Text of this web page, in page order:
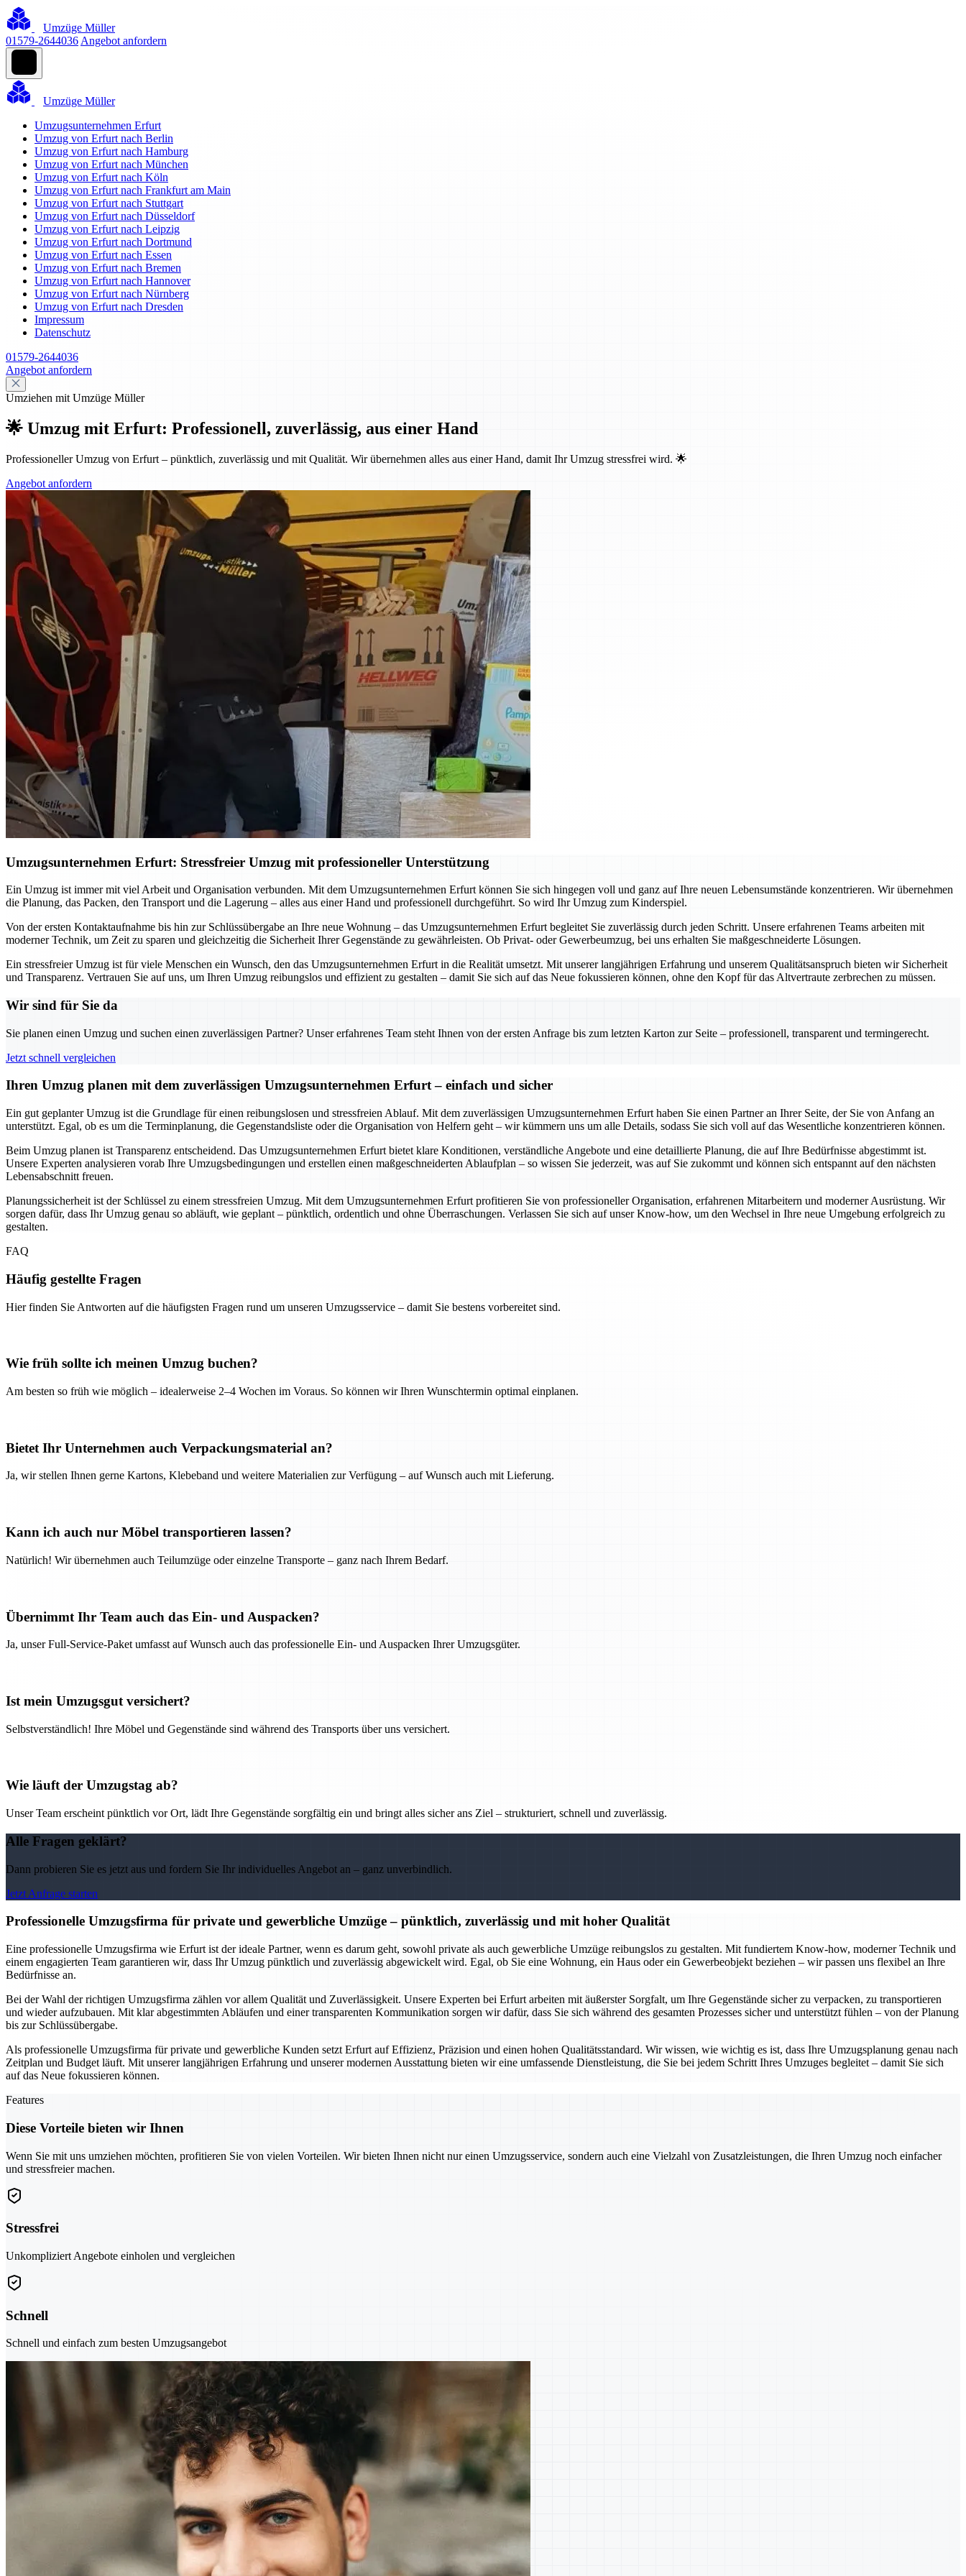
Umzüge Müller
01579-2644036 Angebot anfordern
Umzüge Müller
Umzugsunternehmen Erfurt
Umzug von Erfurt nach Berlin
Umzug von Erfurt nach Hamburg
Umzug von Erfurt nach München
Umzug von Erfurt nach Köln
Umzug von Erfurt nach Frankfurt am Main
Umzug von Erfurt nach Stuttgart
Umzug von Erfurt nach Düsseldorf
Umzug von Erfurt nach Leipzig
Umzug von Erfurt nach Dortmund
Umzug von Erfurt nach Essen
Umzug von Erfurt nach Bremen
Umzug von Erfurt nach Hannover
Umzug von Erfurt nach Nürnberg
Umzug von Erfurt nach Dresden
Impressum
Datenschutz
01579-2644036
Angebot anfordern
Umziehen mit Umzüge Müller
🌟 Umzug mit Erfurt: Professionell, zuverlässig, aus einer Hand
Professioneller Umzug von Erfurt – pünktlich, zuverlässig und mit Qualität. Wir übernehmen alles aus einer Hand, damit Ihr Umzug stressfrei wird. 🌟
Angebot anfordern
Umzugsunternehmen Erfurt: Stressfreier Umzug mit professioneller Unterstützung
Ein Umzug ist immer mit viel Arbeit und Organisation verbunden. Mit dem Umzugsunternehmen Erfurt können Sie sich hingegen voll und ganz auf Ihre neuen Lebensumstände konzentrieren. Wir übernehmen
die Planung, das Packen, den Transport und die Lagerung – alles aus einer Hand und professionell durchgeführt. So wird Ihr Umzug zum Kinderspiel.
Von der ersten Kontaktaufnahme bis hin zur Schlüssübergabe an Ihre neue Wohnung – das Umzugsunternehmen Erfurt begleitet Sie zuverlässig durch jeden Schritt. Unsere erfahrenen Teams arbeiten mit
moderner Technik, um Zeit zu sparen und gleichzeitig die Sicherheit Ihrer Gegenstände zu gewährleisten. Ob Privat- oder Gewerbeumzug, bei uns erhalten Sie maßgeschneiderte Lösungen.
Ein stressfreier Umzug ist für viele Menschen ein Wunsch, den das Umzugsunternehmen Erfurt in die Realität umsetzt. Mit unserer langjährigen Erfahrung und unserem Qualitätsanspruch bieten wir Sicherheit
und Transparenz. Vertrauen Sie auf uns, um Ihren Umzug reibungslos und effizient zu gestalten – damit Sie sich auf das Neue fokussieren können, ohne den Kopf für das Altvertraute zerbrechen zu müssen.
Wir sind für Sie da
Sie planen einen Umzug und suchen einen zuverlässigen Partner? Unser erfahrenes Team steht Ihnen von der ersten Anfrage bis zum letzten Karton zur Seite – professionell, transparent und termingerecht.
Jetzt schnell vergleichen
Ihren Umzug planen mit dem zuverlässigen Umzugsunternehmen Erfurt – einfach und sicher
Ein gut geplanter Umzug ist die Grundlage für einen reibungslosen und stressfreien Ablauf. Mit dem zuverlässigen Umzugsunternehmen Erfurt haben Sie einen Partner an Ihrer Seite, der Sie von Anfang an
unterstützt. Egal, ob es um die Terminplanung, die Gegenstandsliste oder die Organisation von Helfern geht – wir kümmern uns um alle Details, sodass Sie sich voll auf das Wesentliche konzentrieren können.
Beim Umzug planen ist Transparenz entscheidend. Das Umzugsunternehmen Erfurt bietet klare Konditionen, verständliche Angebote und eine detaillierte Planung, die auf Ihre Bedürfnisse abgestimmt ist.
Unsere Experten analysieren vorab Ihre Umzugsbedingungen und erstellen einen maßgeschneiderten Ablaufplan – so wissen Sie jederzeit, was auf Sie zukommt und können sich entspannt auf den nächsten
Lebensabschnitt freuen.
Planungssicherheit ist der Schlüssel zu einem stressfreien Umzug. Mit dem Umzugsunternehmen Erfurt profitieren Sie von professioneller Organisation, erfahrenen Mitarbeitern und moderner Ausrüstung. Wir
sorgen dafür, dass Ihr Umzug genau so abläuft, wie geplant – pünktlich, ordentlich und ohne Überraschungen. Verlassen Sie sich auf unser Know-how, um den Wechsel in Ihre neue Umgebung erfolgreich zu
gestalten.
FAQ
Häufig gestellte Fragen
Hier finden Sie Antworten auf die häufigsten Fragen rund um unseren Umzugsservice – damit Sie bestens vorbereitet sind.
Wie früh sollte ich meinen Umzug buchen?
Am besten so früh wie möglich – idealerweise 2–4 Wochen im Voraus. So können wir Ihren Wunschtermin optimal einplanen.
Bietet Ihr Unternehmen auch Verpackungsmaterial an?
Ja, wir stellen Ihnen gerne Kartons, Klebeband und weitere Materialien zur Verfügung – auf Wunsch auch mit Lieferung.
Kann ich auch nur Möbel transportieren lassen?
Natürlich! Wir übernehmen auch Teilumzüge oder einzelne Transporte – ganz nach Ihrem Bedarf.
Übernimmt Ihr Team auch das Ein- und Auspacken?
Ja, unser Full-Service-Paket umfasst auf Wunsch auch das professionelle Ein- und Auspacken Ihrer Umzugsgüter.
Ist mein Umzugsgut versichert?
Selbstverständlich! Ihre Möbel und Gegenstände sind während des Transports über uns versichert.
Wie läuft der Umzugstag ab?
Unser Team erscheint pünktlich vor Ort, lädt Ihre Gegenstände sorgfältig ein und bringt alles sicher ans Ziel – strukturiert, schnell und zuverlässig.
Alle Fragen geklärt?
Dann probieren Sie es jetzt aus und fordern Sie Ihr individuelles Angebot an – ganz unverbindlich.
Jetzt Anfrage starten
Professionelle Umzugsfirma für private und gewerbliche Umzüge – pünktlich, zuverlässig und mit hoher Qualität
Eine professionelle Umzugsfirma wie Erfurt ist der ideale Partner, wenn es darum geht, sowohl private als auch gewerbliche Umzüge reibungslos zu gestalten. Mit fundiertem Know-how, moderner Technik und
einem engagierten Team garantieren wir, dass Ihr Umzug pünktlich und zuverlässig abgewickelt wird. Egal, ob Sie eine Wohnung, ein Haus oder ein Gewerbeobjekt beziehen – wir passen uns flexibel an Ihre
Bedürfnisse an.
Bei der Wahl der richtigen Umzugsfirma zählen vor allem Qualität und Zuverlässigkeit. Unsere Experten bei Erfurt arbeiten mit äußerster Sorgfalt, um Ihre Gegenstände sicher zu verpacken, zu transportieren
und wieder aufzubauen. Mit klar abgestimmten Abläufen und einer transparenten Kommunikation sorgen wir dafür, dass Sie sich während des gesamten Prozesses sicher und unterstützt fühlen – von der Planung
bis zur Schlüssübergabe.
Als professionelle Umzugsfirma für private und gewerbliche Kunden setzt Erfurt auf Effizienz, Präzision und einen hohen Qualitätsstandard. Wir wissen, wie wichtig es ist, dass Ihre Umzugsplanung genau nach
Zeitplan und Budget läuft. Mit unserer langjährigen Erfahrung und unserer modernen Ausstattung bieten wir eine umfassende Dienstleistung, die Sie bei jedem Schritt Ihres Umzuges begleitet – damit Sie sich
auf das Neue fokussieren können.
Features
Diese Vorteile bieten wir Ihnen
Wenn Sie mit uns umziehen möchten, profitieren Sie von vielen Vorteilen. Wir bieten Ihnen nicht nur einen Umzugsservice, sondern auch eine Vielzahl von Zusatzleistungen, die Ihren Umzug noch einfacher
und stressfreier machen.
Stressfrei
Unkompliziert Angebote einholen und vergleichen
Schnell
Schnell und einfach zum besten Umzugsangebot